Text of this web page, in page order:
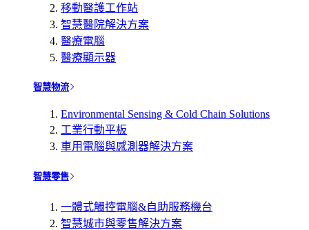
移動醫護工作站
智慧醫院解決方案
醫療電腦
醫療顯示器
智慧物流
Environmental Sensing & Cold Chain Solutions
工業行動平板
車用電腦與感測器解決方案
智慧零售
一體式觸控電腦&自助服務機台
智慧城市與零售解決方案